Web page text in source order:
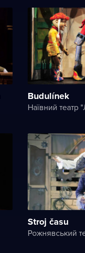
Budulínek
Наївний театр
Stroj času
Рожнявський